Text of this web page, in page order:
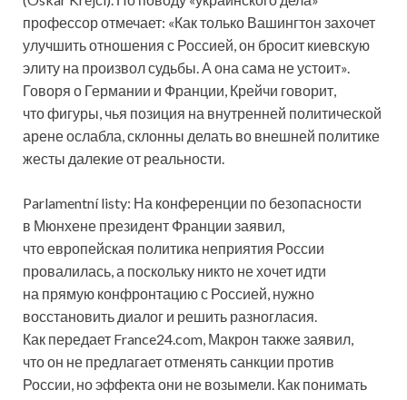
профессор отмечает: «Как только Вашингтон захочет
улучшить отношения с Россией, он бросит киевскую
элиту на произвол судьбы. А она сама не устоит».
Говоря о Германии и Франции, Крейчи говорит,
что фигуры, чья позиция на внутренней политической
арене ослабла, склонны делать во внешней политике
жесты далекие от реальности.
Parlamentní listy: На конференции по безопасности
в Мюнхене президент Франции заявил,
что европейская политика неприятия России
провалилась, а поскольку никто не хочет идти
на прямую конфронтацию с Россией, нужно
восстановить диалог и решить разногласия.
Как передает France24.com, Макрон также заявил,
что он не предлагает отменять санкции против
России, но эффекта они не возымели. Как понимать